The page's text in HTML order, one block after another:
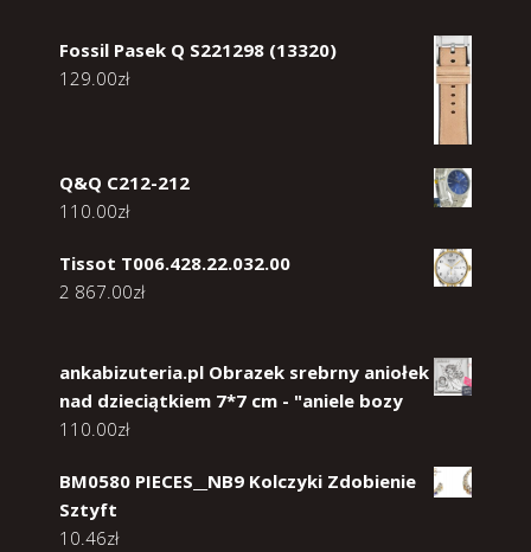
Fossil Pasek Q S221298 (13320)
129.00zł
Q&Q C212-212
110.00zł
Tissot T006.428.22.032.00
2 867.00zł
ankabizuteria.pl Obrazek srebrny aniołek
nad dzieciątkiem 7*7 cm - "aniele bozy
110.00zł
BM0580 PIECES__NB9 Kolczyki Zdobienie
Sztyft
10.46zł